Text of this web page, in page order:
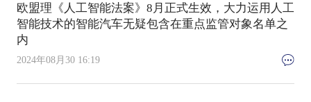
欧盟理《人工智能法案》8月正式生效，大力运用人工
智能技术的智能汽车无疑包含在重点监管对象名单之
内
2024年08月30 16:19